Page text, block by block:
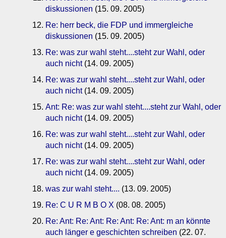
diskussionen (15. 09. 2005)
Re: herr beck, die FDP und immergleiche
diskussionen (15. 09. 2005)
Re: was zur wahl steht....steht zur Wahl, oder
auch nicht(14. 09. 2005)
Re: was zur wahl steht....steht zur Wahl, oder
auch nicht(14. 09. 2005)
Ant: Re: was zur wahl steht....steht zur Wahl, oder
auch nicht(14. 09. 2005)
Re: was zur wahl steht....steht zur Wahl, oder
auch nicht(14. 09. 2005)
Re: was zur wahl steht....steht zur Wahl, oder
auch nicht(14. 09. 2005)
was zur wahl steht.... (13. 09. 2005)
Re: C U R M B O X (08. 08. 2005)
Re: Ant: Re: Ant: Re: Ant: Re: Ant: m an könnte
auch länger e geschichten schreiben (22. 07.